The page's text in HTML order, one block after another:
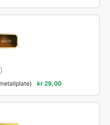
kr 29,00